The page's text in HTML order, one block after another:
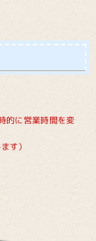
的に営業時間を変
す）